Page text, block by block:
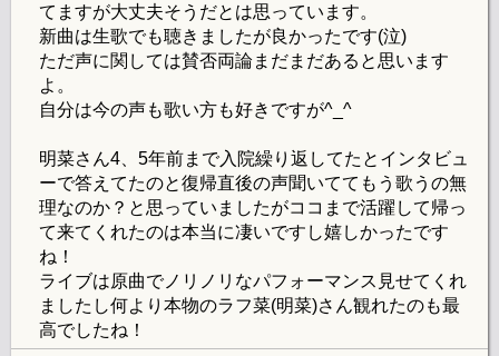
てますが大丈夫そうだとは思っています。
新曲は生歌でも聴きましたが良かったです(泣)
ただ声に関しては賛否両論まだまだあると思います
よ。
自分は今の声も歌い方も好きですが^_^
明菜さん4、5年前まで入院繰り返してたとインタビュ
ーで答えてたのと復帰直後の声聞いててもう歌うの無
理なのか？と思っていましたがココまで活躍して帰っ
て来てくれたのは本当に凄いですし嬉しかったです
ね！
ライブは原曲でノリノリなパフォーマンス見せてくれ
ましたし何より本物のラフ菜(明菜)さん観れたのも最
高でしたね！